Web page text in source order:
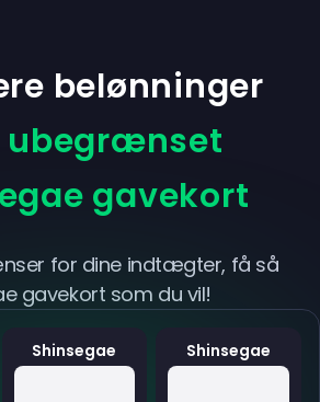
Shinsegae Shinsegae
belønninger
ubegrænset
gavekort
for dine indtægter, få så
gavekort som du vil!